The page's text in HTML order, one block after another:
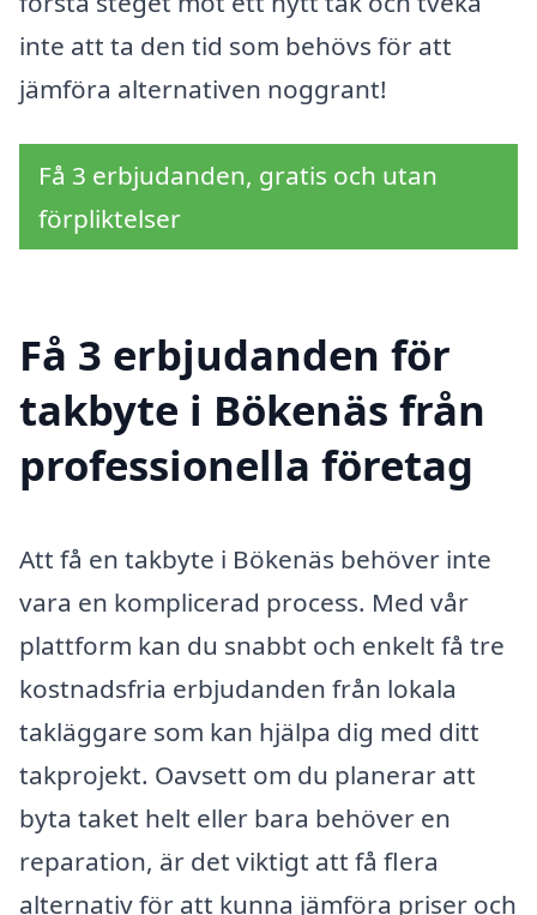
inte att ta den tid som behövs för att
jämföra alternativen noggrant!
Få 3 erbjudanden, gratis och utan
förpliktelser
Få 3 erbjudanden för
takbyte i Bökenäs från
professionella företag
Att få en takbyte i Bökenäs behöver inte
vara en komplicerad process. Med vår
plattform kan du snabbt och enkelt få tre
kostnadsfria erbjudanden från lokala
takläggare som kan hjälpa dig med ditt
takprojekt. Oavsett om du planerar att
byta taket helt eller bara behöver en
reparation, är det viktigt att få flera
alternativ för att kunna jämföra priser och